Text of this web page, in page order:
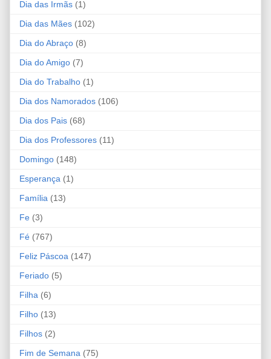
Dia das Irmãs (1)
Dia das Mães (102)
Dia do Abraço (8)
Dia do Amigo (7)
Dia do Trabalho (1)
Dia dos Namorados (106)
Dia dos Pais (68)
Dia dos Professores (11)
Domingo (148)
Esperança (1)
Família (13)
Fe (3)
Fé (767)
Feliz Páscoa (147)
Feriado (5)
Filha (6)
Filho (13)
Filhos (2)
Fim de Semana (75)